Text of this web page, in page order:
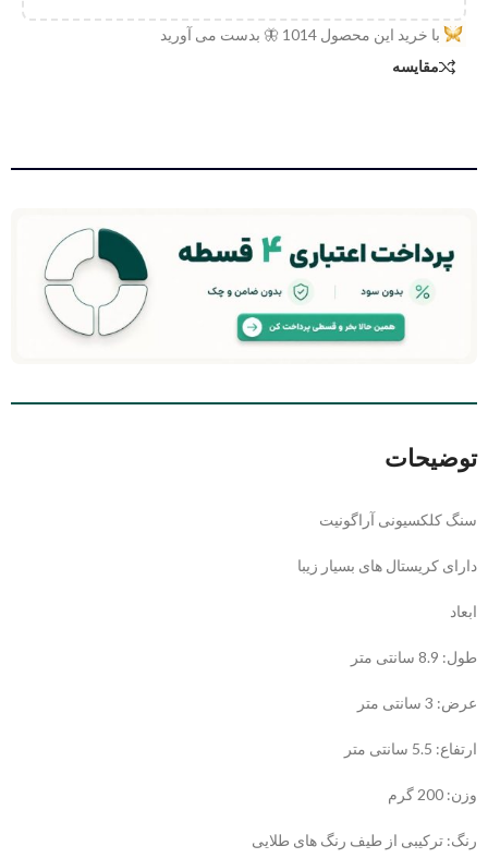
با خرید این محصول 1014 🦋 بدست می آورید
مقایسه
توضیحات
سنگ کلکسیونی آراگونیت
دارای کریستال های بسیار زیبا
ابعاد
طول: 8.9 سانتی متر
عرض: 3 سانتی متر
ارتفاع: 5.5 سانتی متر
وزن: 200 گرم
رنگ: ترکیبی از طیف رنگ های طلایی